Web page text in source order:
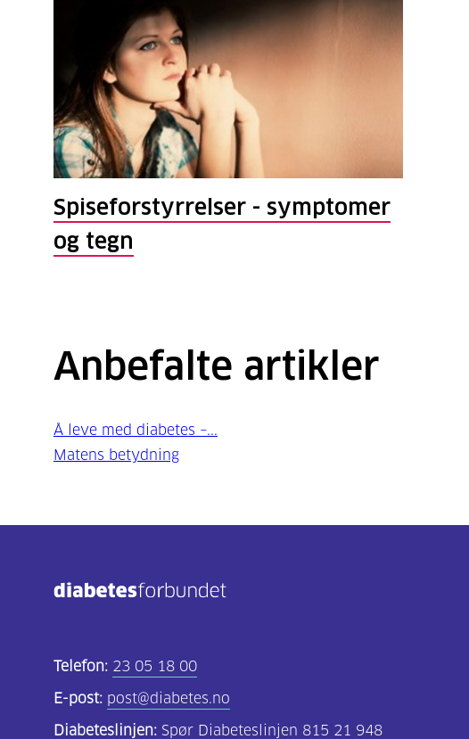
Spiseforstyrrelser - symptomer
og tegn
Anbefalte artikler
Å leve med diabetes –...
Matens betydning
Telefon: 23 05 18 00
E-post: post@diabetes.no
Diabeteslinjen: Spør Diabeteslinjen 815 21 948